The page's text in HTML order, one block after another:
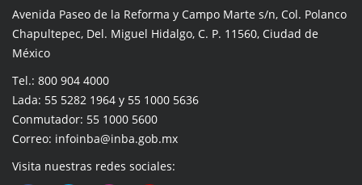
Avenida Paseo de la Reforma y Campo Marte s/n, Col. Polanco
Chapultepec, Del. Miguel Hidalgo, C. P. 11560, Ciudad de
México
Tel.: 800 904 4000
Lada: 55 5282 1964 y 55 1000 5636
Conmutador: 55 1000 5600
Correo: infoinba@inba.gob.mx
Visita nuestras redes sociales: